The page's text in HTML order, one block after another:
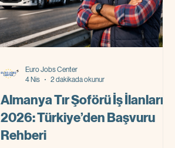
Almanya Tır Şoförü İş İlanları
2026: Türkiye’den Başvuru
Rehberi
Euro Jobs Center
4 Nis
2 dakikada okunur